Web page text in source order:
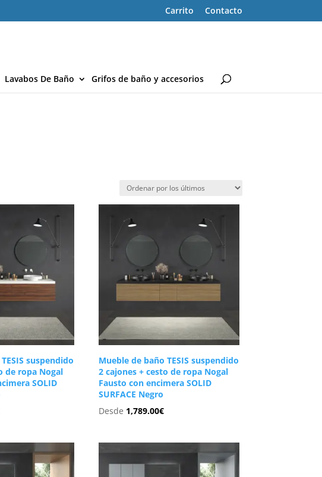
Carrito
Contacto
Lavabos De Baño Grifos de baño y accesorios
suspendido
de ropa Nogal
SOLID
Mueble de baño TESIS suspendido
2 cajones + cesto de ropa Nogal
Fausto con encimera SOLID
SURFACE Negro
Desde 1,789.00€